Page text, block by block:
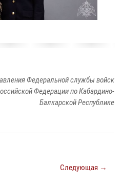
Федеральной службы войск
Федерации по Кабардино-
Балкарской Республике
Следующая →